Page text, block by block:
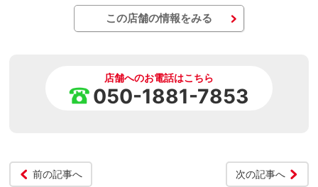
この店舗の情報をみる
店舗へのお電話はこちら
050-1881-7853
前の記事へ 次の記事へ